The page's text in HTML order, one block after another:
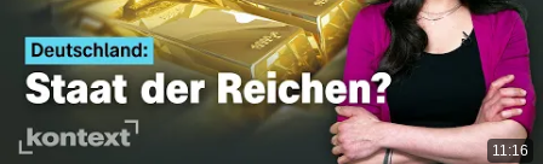
11:16